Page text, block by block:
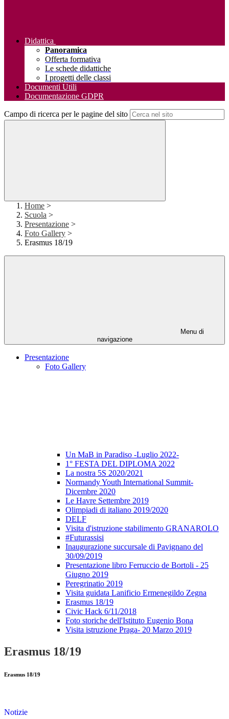
Didattica
Panoramica
Offerta formativa
Le schede didattiche
I progetti delle classi
Documenti Utili
Documentazione GDPR
Campo di ricerca per le pagine del sito
Home >
Scuola >
Presentazione >
Foto Gallery >
Erasmus 18/19
Menu di
navigazione
Presentazione
Foto Gallery
Un MaB in Paradiso -Luglio 2022-
1° FESTA DEL DIPLOMA 2022
La nostra 5S 2020/2021
Normandy Youth International Summit-
Dicembre 2020
Le Havre Settembre 2019
Olimpiadi di italiano 2019/2020
DELF
Visita d'istruzione stabilimento GRANAROLO
#Futurassisi
Inaugurazione succursale di Pavignano del
30/09/2019
Presentazione libro Ferruccio de Bortoli - 25
Giugno 2019
Peregrinatio 2019
Visita guidata Lanificio Ermenegildo Zegna
Erasmus 18/19
Civic Hack 6/11/2018
Foto storiche dell'Istituto Eugenio Bona
Visita istruzione Praga- 20 Marzo 2019
Erasmus 18/19
Erasmus 18/19
Notizie